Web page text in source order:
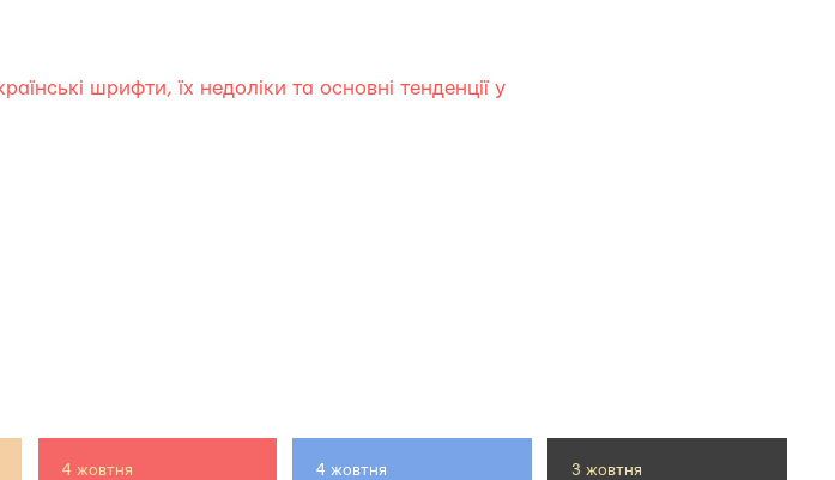
шрифти, їх недоліки та основні тенденції у
4 жовтня 4 жовтня 3 жовтня